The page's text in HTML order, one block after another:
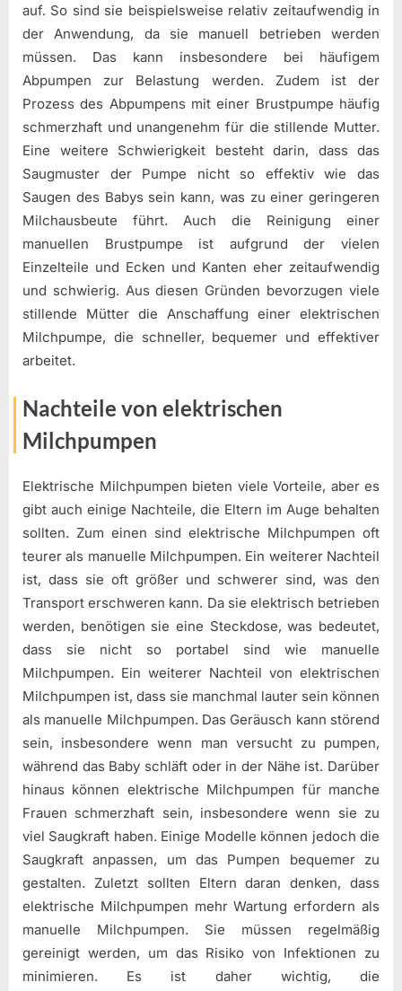
auf. So sind sie beispielsweise relativ zeitaufwendig in
der Anwendung, da sie manuell betrieben werden
müssen. Das kann insbesondere bei häufigem
Abpumpen zur Belastung werden. Zudem ist der
Prozess des Abpumpens mit einer Brustpumpe häufig
schmerzhaft und unangenehm für die stillende Mutter.
Eine weitere Schwierigkeit besteht darin, dass das
Saugmuster der Pumpe nicht so effektiv wie das
Saugen des Babys sein kann, was zu einer geringeren
Milchausbeute führt. Auch die Reinigung einer
manuellen Brustpumpe ist aufgrund der vielen
Einzelteile und Ecken und Kanten eher zeitaufwendig
und schwierig. Aus diesen Gründen bevorzugen viele
stillende Mütter die Anschaffung einer elektrischen
Milchpumpe, die schneller, bequemer und effektiver
arbeitet.
Nachteile von elektrischen
Milchpumpen
Elektrische Milchpumpen bieten viele Vorteile, aber es
gibt auch einige Nachteile, die Eltern im Auge behalten
sollten. Zum einen sind elektrische Milchpumpen oft
teurer als manuelle Milchpumpen. Ein weiterer Nachteil
ist, dass sie oft größer und schwerer sind, was den
Transport erschweren kann. Da sie elektrisch betrieben
werden, benötigen sie eine Steckdose, was bedeutet,
dass sie nicht so portabel sind wie manuelle
Milchpumpen. Ein weiterer Nachteil von elektrischen
Milchpumpen ist, dass sie manchmal lauter sein können
als manuelle Milchpumpen. Das Geräusch kann störend
sein, insbesondere wenn man versucht zu pumpen,
während das Baby schläft oder in der Nähe ist. Darüber
hinaus können elektrische Milchpumpen für manche
Frauen schmerzhaft sein, insbesondere wenn sie zu
viel Saugkraft haben. Einige Modelle können jedoch die
Saugkraft anpassen, um das Pumpen bequemer zu
gestalten. Zuletzt sollten Eltern daran denken, dass
elektrische Milchpumpen mehr Wartung erfordern als
manuelle Milchpumpen. Sie müssen regelmäßig
gereinigt werden, um das Risiko von Infektionen zu
minimieren. Es ist daher wichtig, die